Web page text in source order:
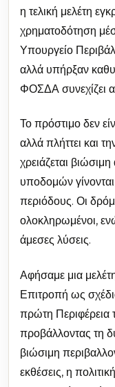
η τελική μελέτη
χρηματοδότηση
Υπουργείο
αλλά υπήρξαν
ΦΟΣΔΑ συνεχίζει
Το πρόστιμο δεν
αλλά πλήττει και
χρειάζεται
υποδομών γίνονται
περιόδους. Οι
ολοκληρωμένοι,
άμεσες λύσεις.
Αφήσαμε μια
Επιτροπή ως
πρώτη
προβάλλοντας τη
βιώσιμη
εκθέσεις, η